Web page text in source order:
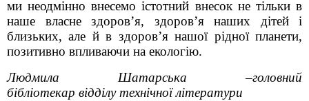
ми неодмінно внесемо істотний внесок не тільки в
наше власне здоров’я, здоров’я наших дітей і
близьких, але й в здоров’я нашої рідної планети,
позитивно впливаючи на екологію.
Людмила Шатарська –головний
бібліотекар відділу технічної літератури